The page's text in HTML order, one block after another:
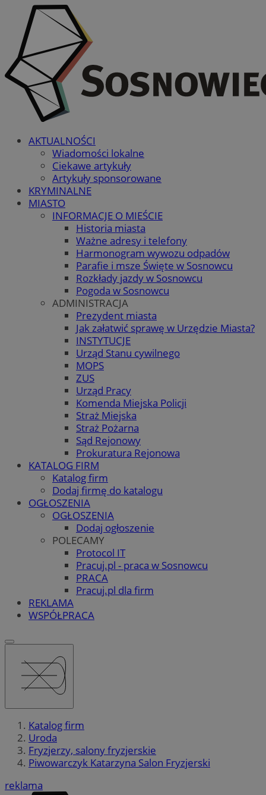
AKTUALNOŚCI
Wiadomości lokalne
Ciekawe artykuły
Artykuły sponsorowane
KRYMINALNE
MIASTO
INFORMACJE O MIEŚCIE
Historia miasta
Ważne adresy i telefony
Harmonogram wywozu odpadów
Parafie i msze Święte w Sosnowcu
Rozkłady jazdy w Sosnowcu
Pogoda w Sosnowcu
ADMINISTRACJA
Prezydent miasta
Jak załatwić sprawę w Urzędzie Miasta?
INSTYTUCJE
Urząd Stanu cywilnego
MOPS
ZUS
Urząd Pracy
Komenda Miejska Policji
Straż Miejska
Straż Pożarna
Sąd Rejonowy
Prokuratura Rejonowa
KATALOG FIRM
Katalog firm
Dodaj firmę do katalogu
OGŁOSZENIA
OGŁOSZENIA
Dodaj ogłoszenie
POLECAMY
Protocol IT
Pracuj.pl - praca w Sosnowcu
PRACA
Pracuj.pl dla firm
REKLAMA
WSPÓŁPRACA
Katalog firm
Uroda
Fryzjerzy, salony fryzjerskie
Piwowarczyk Katarzyna Salon Fryzjerski
reklama